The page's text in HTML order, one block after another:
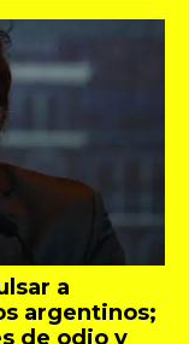
a
argentinos;
de odio y